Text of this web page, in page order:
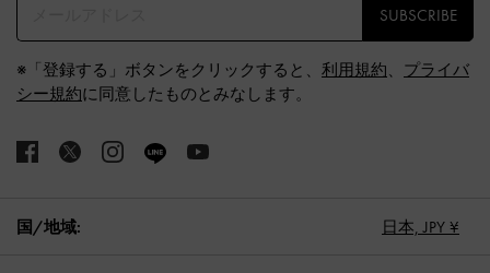
SUBSCRIBE
※「登録する」ボタンをクリックすると、 利用規約、 プライバ
シー規約に同意したものとみなします。
国/地域: 日本, JPY ¥